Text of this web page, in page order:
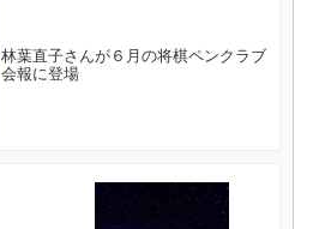
林葉直子さんが６月の将棋ペンクラブ
会報に登場